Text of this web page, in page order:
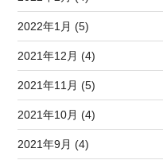
2022年1月 (5)
2021年12月 (4)
2021年11月 (5)
2021年10月 (4)
2021年9月 (4)